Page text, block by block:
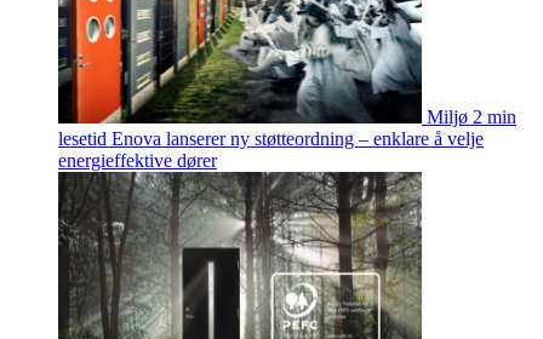
Miljø 2 min
lesetid Enova lanserer ny støtteordning – enklare å velje
energieffektive dører